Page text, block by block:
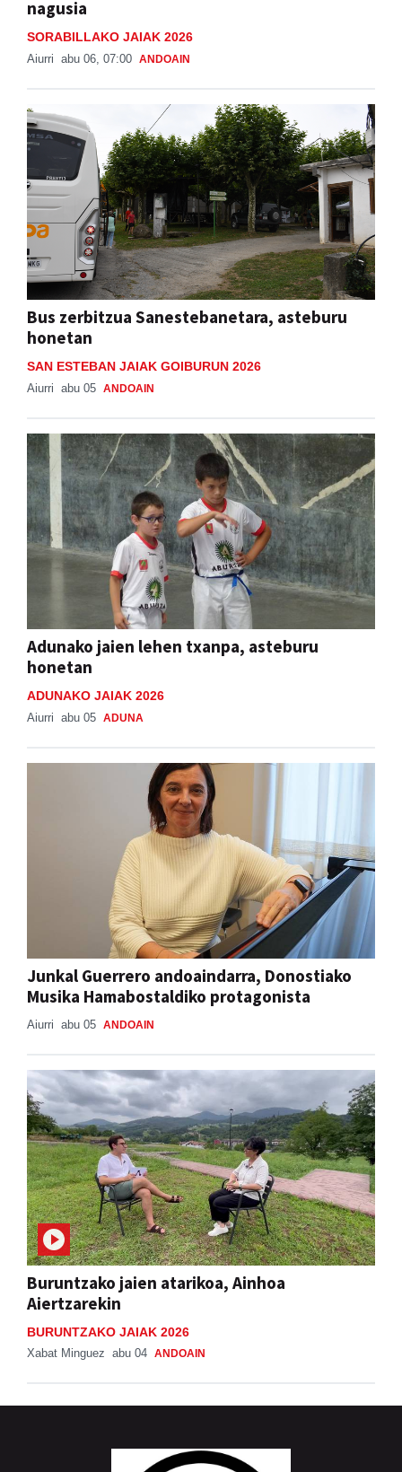
nagusia
SORABILLAKO JAIAK 2026
Aiurri abu 06, 07:00 ANDOAIN
Bus zerbitzua Sanestebanetara, asteburu
honetan
SAN ESTEBAN JAIAK GOIBURUN 2026
Aiurri abu 05 ANDOAIN
Adunako jaien lehen txanpa, asteburu
honetan
ADUNAKO JAIAK 2026
Aiurri abu 05 ADUNA
Junkal Guerrero andoaindarra, Donostiako
Musika Hamabostaldiko protagonista
Aiurri abu 05 ANDOAIN
Buruntzako jaien atarikoa, Ainhoa
Aiertzarekin
BURUNTZAKO JAIAK 2026
Xabat Minguez abu 04 ANDOAIN